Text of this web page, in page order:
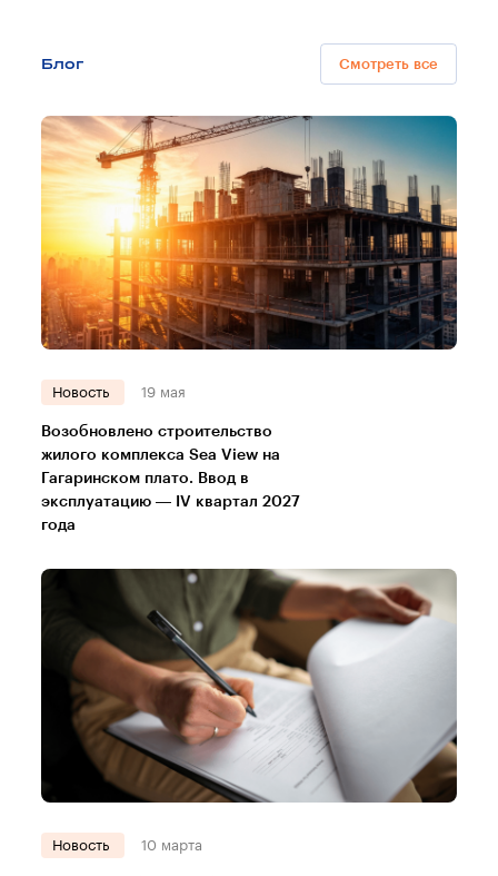
Блог Смотреть все
Новость 19 мая
Возобновлено строительство
жилого комплекса Sea View на
Гагаринском плато. Ввод в
эксплуатацию — IV квартал 2027
года
Новость 10 марта